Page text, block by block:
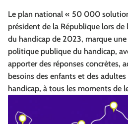
Le plan national « 50 000
président de la République lors
du handicap de 2023, marque
politique publique du handicap,
apporter des réponses concrètes,
besoins des enfants et des
handicap, à tous les moments de